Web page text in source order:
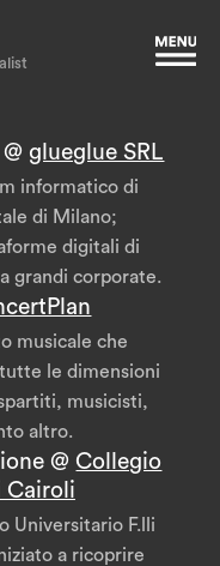
glueglue SRL
informatico di
di Milano;
digitali di
grandi corporate.
musicale che
le dimensioni
musicisti,
altro.
@ Collegio
Cairoli
Universitario F.lli
a ricoprire